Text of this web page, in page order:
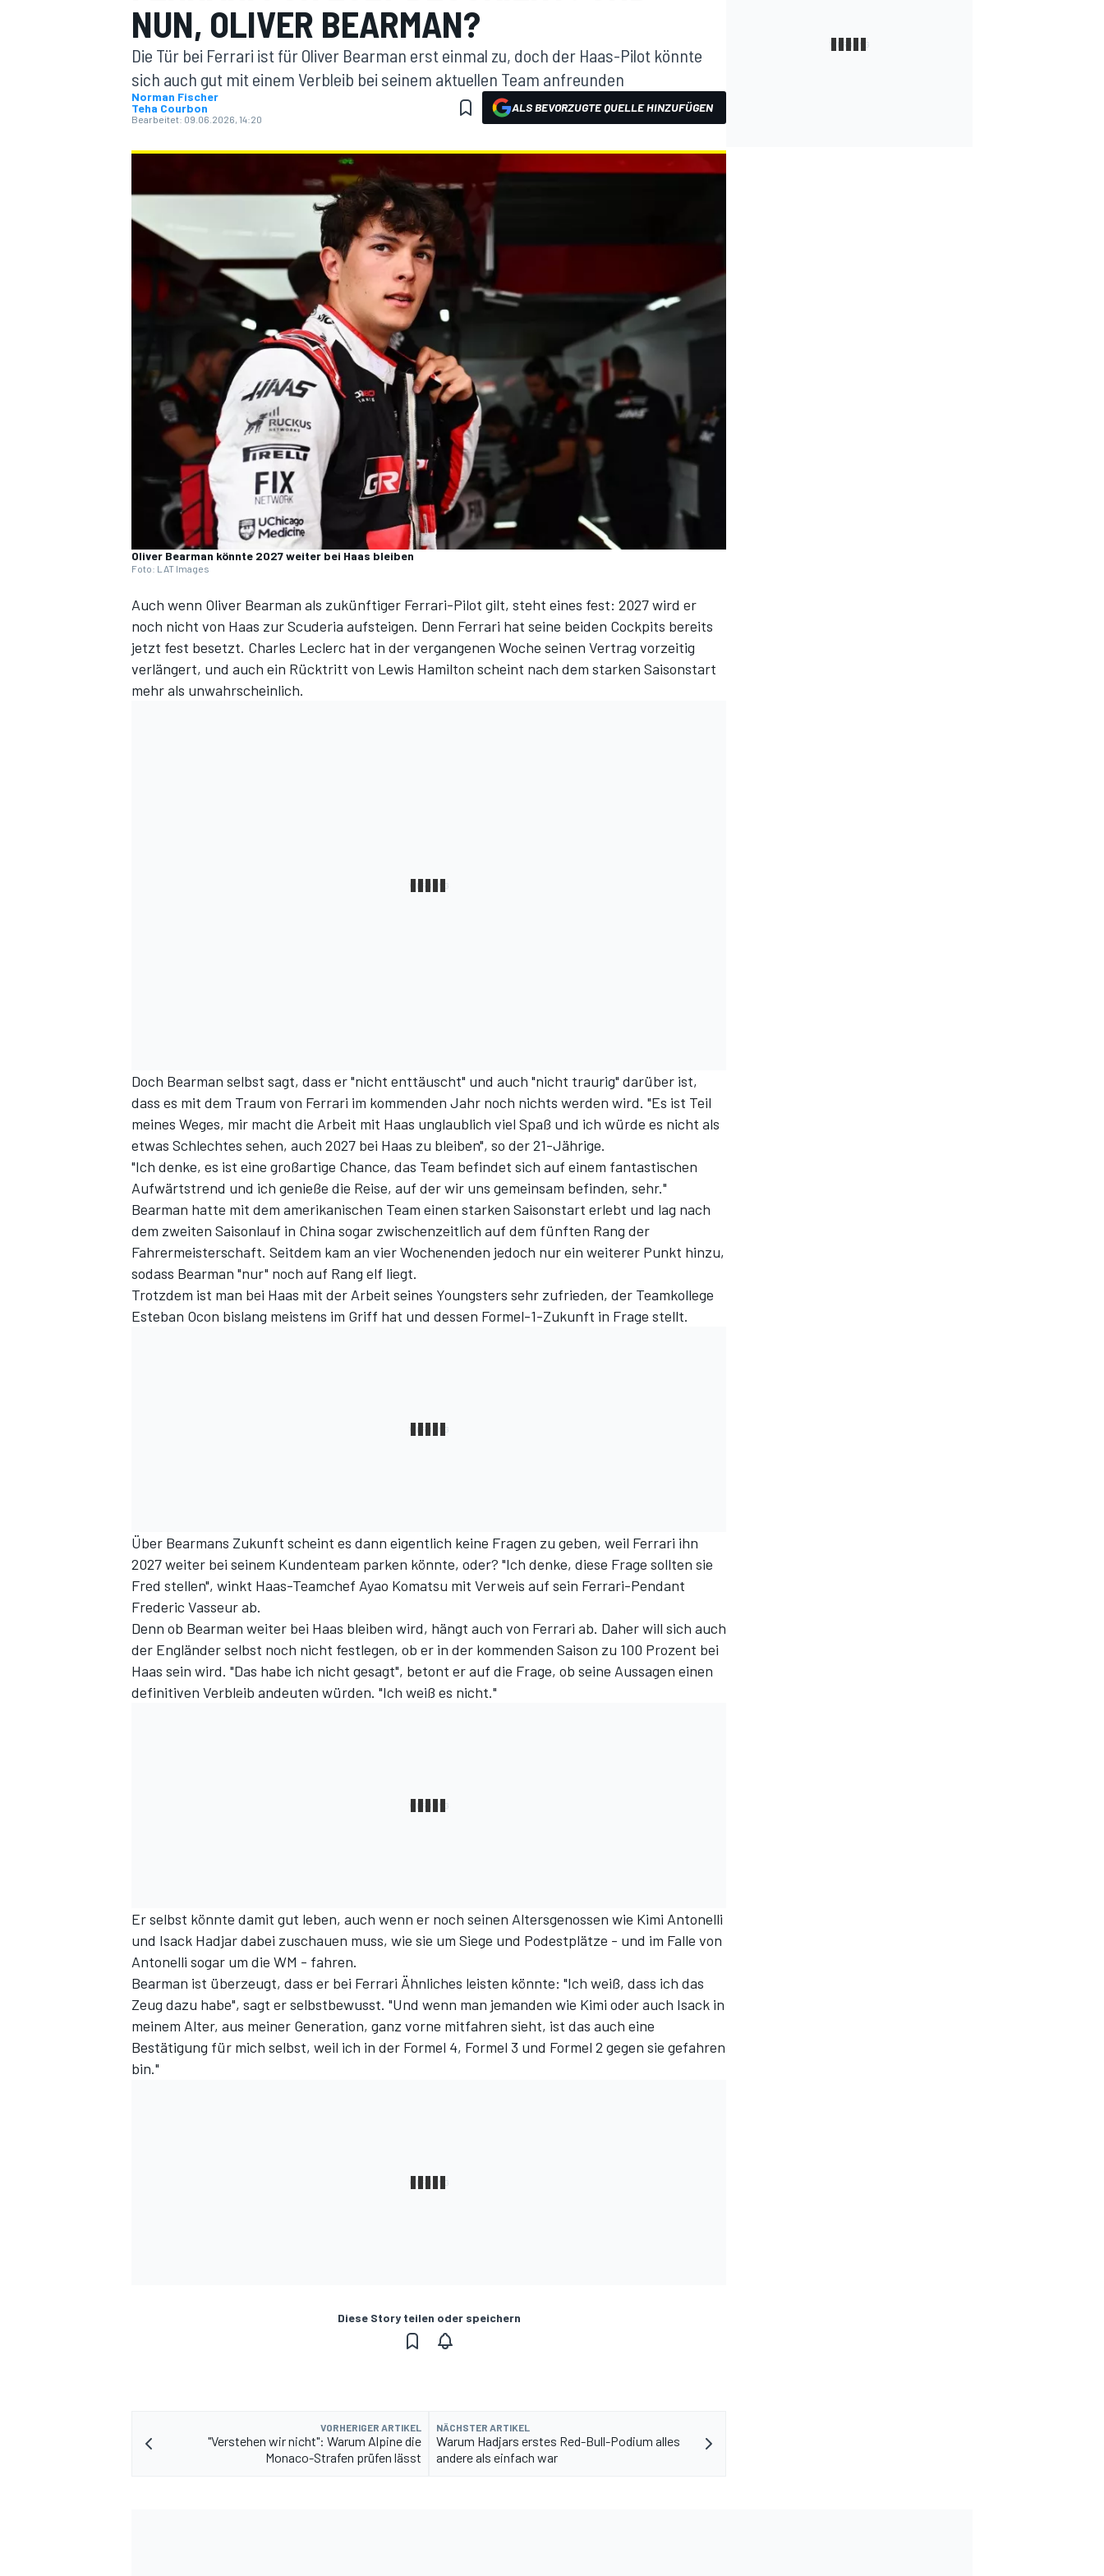
SPORTWAGEN
NUN, OLIVER BEARMAN?
Die Tür bei Ferrari ist für Oliver Bearman erst einmal zu, doch der Haas-Pilot könnte
sich auch gut mit einem Verbleib bei seinem aktuellen Team anfreunden
Norman Fischer
Teha Courbon
Bearbeitet: 09.06.2026, 14:20
ALS BEVORZUGTE QUELLE HINZUFÜGEN
Oliver Bearman könnte 2027 weiter bei Haas bleiben
Foto: LAT Images
Auch wenn Oliver Bearman als zukünftiger Ferrari-Pilot gilt, steht eines fest: 2027 wird er
noch nicht von Haas zur Scuderia aufsteigen. Denn Ferrari hat seine beiden Cockpits bereits
jetzt fest besetzt. Charles Leclerc hat in der vergangenen Woche seinen Vertrag vorzeitig
verlängert, und auch ein Rücktritt von Lewis Hamilton scheint nach dem starken Saisonstart
mehr als unwahrscheinlich.
Doch Bearman selbst sagt, dass er "nicht enttäuscht" und auch "nicht traurig" darüber ist,
dass es mit dem Traum von Ferrari im kommenden Jahr noch nichts werden wird. "Es ist Teil
meines Weges, mir macht die Arbeit mit Haas unglaublich viel Spaß und ich würde es nicht als
etwas Schlechtes sehen, auch 2027 bei Haas zu bleiben", so der 21-Jährige.
"Ich denke, es ist eine großartige Chance, das Team befindet sich auf einem fantastischen
Aufwärtstrend und ich genieße die Reise, auf der wir uns gemeinsam befinden, sehr."
Bearman hatte mit dem amerikanischen Team einen starken Saisonstart erlebt und lag nach
dem zweiten Saisonlauf in China sogar zwischenzeitlich auf dem fünften Rang der
Fahrermeisterschaft. Seitdem kam an vier Wochenenden jedoch nur ein weiterer Punkt hinzu,
sodass Bearman "nur" noch auf Rang elf liegt.
Trotzdem ist man bei Haas mit der Arbeit seines Youngsters sehr zufrieden, der Teamkollege
Esteban Ocon bislang meistens im Griff hat und dessen Formel-1-Zukunft in Frage stellt.
Über Bearmans Zukunft scheint es dann eigentlich keine Fragen zu geben, weil Ferrari ihn
2027 weiter bei seinem Kundenteam parken könnte, oder? "Ich denke, diese Frage sollten sie
Fred stellen", winkt Haas-Teamchef Ayao Komatsu mit Verweis auf sein Ferrari-Pendant
Frederic Vasseur ab.
Denn ob Bearman weiter bei Haas bleiben wird, hängt auch von Ferrari ab. Daher will sich auch
der Engländer selbst noch nicht festlegen, ob er in der kommenden Saison zu 100 Prozent bei
Haas sein wird. "Das habe ich nicht gesagt", betont er auf die Frage, ob seine Aussagen einen
definitiven Verbleib andeuten würden. "Ich weiß es nicht."
Er selbst könnte damit gut leben, auch wenn er noch seinen Altersgenossen wie Kimi Antonelli
und Isack Hadjar dabei zuschauen muss, wie sie um Siege und Podestplätze - und im Falle von
Antonelli sogar um die WM - fahren.
Bearman ist überzeugt, dass er bei Ferrari Ähnliches leisten könnte: "Ich weiß, dass ich das
Zeug dazu habe", sagt er selbstbewusst. "Und wenn man jemanden wie Kimi oder auch Isack in
meinem Alter, aus meiner Generation, ganz vorne mitfahren sieht, ist das auch eine
Bestätigung für mich selbst, weil ich in der Formel 4, Formel 3 und Formel 2 gegen sie gefahren
bin."
Diese Story teilen oder speichern
VORHERIGER ARTIKEL
"Verstehen wir nicht": Warum Alpine die
Monaco-Strafen prüfen lässt
NÄCHSTER ARTIKEL
Warum Hadjars erstes Red-Bull-Podium alles
andere als einfach war